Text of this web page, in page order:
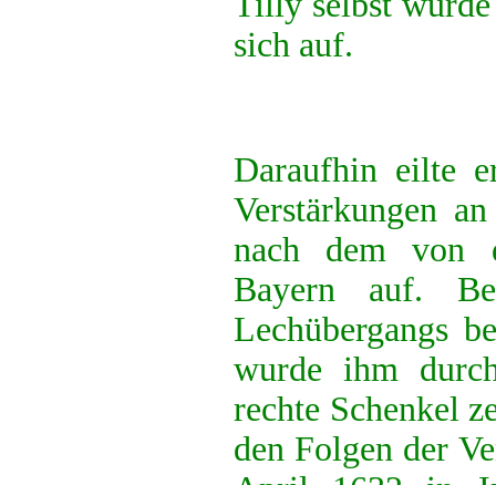
sich auf.
Daraufhin eilte
Verstärkungen
nach dem von
Bayern auf.
Lechübergangs
wurde ihm
rechte Schenkel
den Folgen der